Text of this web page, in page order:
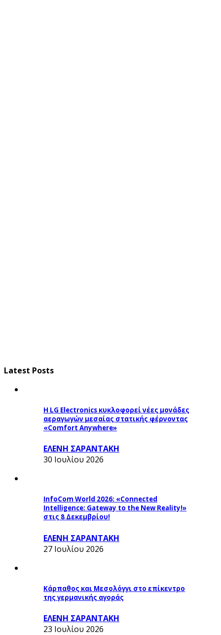
Latest Posts
Η LG Electronics κυκλοφορεί νέες μονάδες
αεραγωγών μεσαίας στατικής φέρνοντας
«Comfort Anywhere»
ΕΛΕΝΗ ΣΑΡΑΝΤΑΚΗ
30 Ιουλίου 2026
InfoCom World 2026: «Connected
Intelligence: Gateway to the New Reality!»
στις 8 Δεκεμβρίου!
ΕΛΕΝΗ ΣΑΡΑΝΤΑΚΗ
27 Ιουλίου 2026
Κάρπαθος και Μεσολόγγι στο επίκεντρο
της γερμανικής αγοράς
ΕΛΕΝΗ ΣΑΡΑΝΤΑΚΗ
23 Ιουλίου 2026